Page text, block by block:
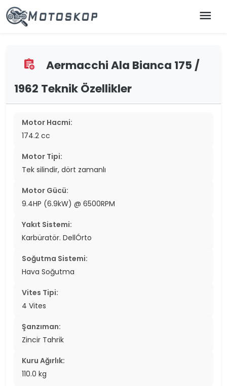
menu
assignment_add
Aermacchi Ala Bianca 175 /
1962 Teknik Özellikler
Motor Hacmi:
174.2 cc
Motor Tipi:
Tek silindir, dört zamanlı
Motor Gücü:
9.4HP (6.9kW) @ 6500RPM
Yakıt Sistemi:
Karbüratör. DellÓrto
Soğutma Sistemi:
Hava Soğutma
Vites Tipi:
4 Vites
Şanzıman:
Zincir Tahrik
Kuru Ağırlık:
110.0 kg